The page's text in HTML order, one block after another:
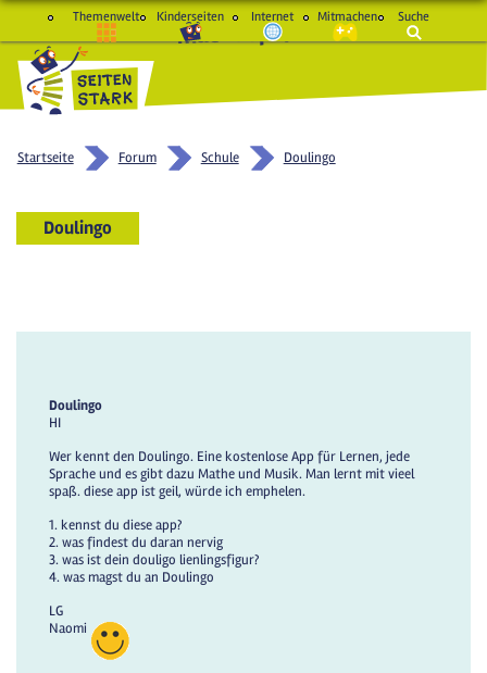
Themenwelt Kinderseiten Internet Mitmachen Suche
macht Spaß und schlau
Startseite Forum Schule Doulingo
Doulingo
Doulingo
HI
Wer kennt den Doulingo. Eine kostenlose App für Lernen, jede
Sprache und es gibt dazu Mathe und Musik. Man lernt mit vieel
spaß. diese app ist geil, würde ich emphelen.
1. kennst du diese app?
2. was findest du daran nervig
3. was ist dein douligo lienlingsfigur?
4. was magst du an Doulingo
LG
Naomi